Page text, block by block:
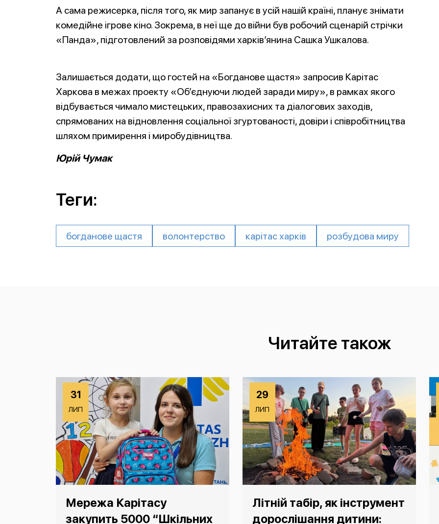
А сама режисерка, після того, як мир запанує в усій нашій країні, планує знімати
комедійне ігрове кіно. Зокрема, в неї ще до війни був робочий сценарій стрічки
«Панда», підготовлений за розповідями харків’янина Сашка Ушкалова.
Залишається додати, що гостей на «Богданове щастя» запросив Карітас
Харкова в межах проекту «Об’єднуючи людей заради миру», в рамках якого
відбувається чимало мистецьких, правозахисних та діалогових заходів,
спрямованих на відновлення соціальної згуртованості, довіри і співробітництва
шляхом примирення і миробудівництва.
Юрій Чумак
Теги:
богданове щастя волонтерство карітас харків розбудова миру
Читайте також
31
ЛИП
Мережа Карітасу
закупить 5000 “Шкільних
29
ЛИП
Літній табір, як інструмент
дорослішання дитини: